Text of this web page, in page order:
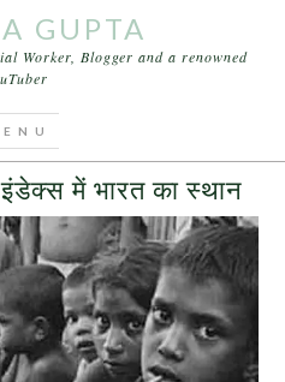
GUPTA
Worker, Blogger and a renowned
में भारत का स्थान